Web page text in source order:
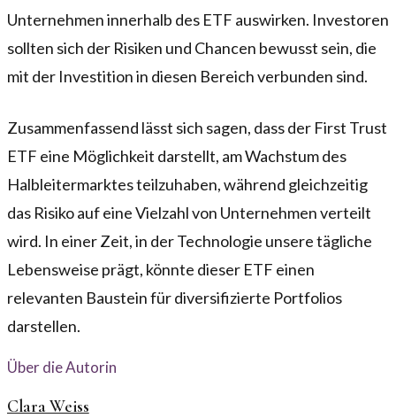
Unternehmen innerhalb des ETF auswirken. Investoren
sollten sich der Risiken und Chancen bewusst sein, die
mit der Investition in diesen Bereich verbunden sind.
Zusammenfassend lässt sich sagen, dass der First Trust
ETF eine Möglichkeit darstellt, am Wachstum des
Halbleitermarktes teilzuhaben, während gleichzeitig
das Risiko auf eine Vielzahl von Unternehmen verteilt
wird. In einer Zeit, in der Technologie unsere tägliche
Lebensweise prägt, könnte dieser ETF einen
relevanten Baustein für diversifizierte Portfolios
darstellen.
Über die Autorin
Clara Weiss